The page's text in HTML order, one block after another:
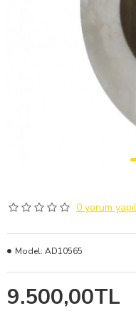
0 yorum
9.500,00TL
Model: AD10565